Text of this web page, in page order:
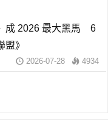
成 2026 最大黑馬 6
》
2026-07-28 4934